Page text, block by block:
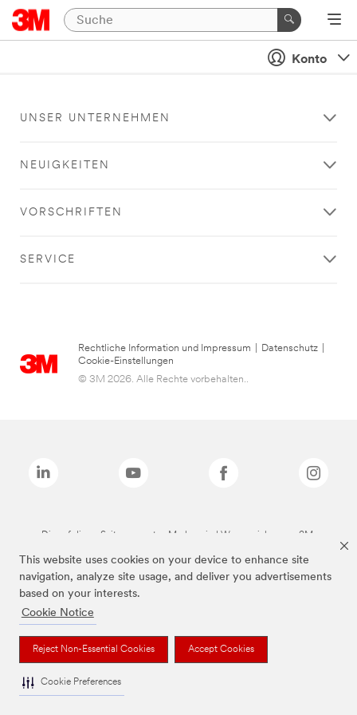
This website uses cookies on your device to enhance site
navigation, analyze site usage, and deliver you advertisements
based on your interests.
Cookie Notice
Reject Non-Essential Cookies Accept Cookies
Cookie Preferences
Konto
UNSER UNTERNEHMEN
NEUIGKEITEN
VORSCHRIFTEN
SERVICE
Rechtliche Information und Impressum Datenschutz
Cookie-Einstellungen
© 3M 2026. Alle Rechte vorbehalten..
Die auf dieser Seite genannten Marken sind Warenzeichen von 3M.